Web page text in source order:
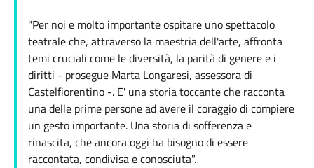
"Per noi e molto importante ospitare uno spettacolo
teatrale che, attraverso la maestria dell'arte, affronta
temi cruciali come le diversità, la parità di genere e i
diritti - prosegue Marta Longaresi, assessora di
Castelfiorentino -. E' una storia toccante che racconta
una delle prime persone ad avere il coraggio di compiere
un gesto importante. Una storia di sofferenza e
rinascita, che ancora oggi ha bisogno di essere
raccontata, condivisa e conosciuta".